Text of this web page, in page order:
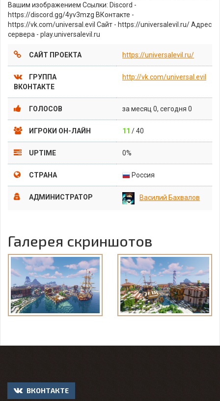
Вашим изображением Ссылки: Discord -
https://discord.gg/4yv3mzg ВКонтакте -
https://vk.com/universal.evil Сайт - https://universalevil.ru/ Адрес
сервера - play.universalevil.ru
САЙТ ПРОЕКТА https://universalevil.ru/
ГРУППА
ВКОНТАКТЕ
http://vk.com/universal.evil
ГОЛОСОВ за месяц 0, сегодня 0
ИГРОКИ ОН-ЛАЙН 11 / 40
UPTIME 0%
СТРАНА Россия
АДМИНИСТРАТОР Василий Бахвалов
Галерея скриншотов
ВКОНТАКТЕ